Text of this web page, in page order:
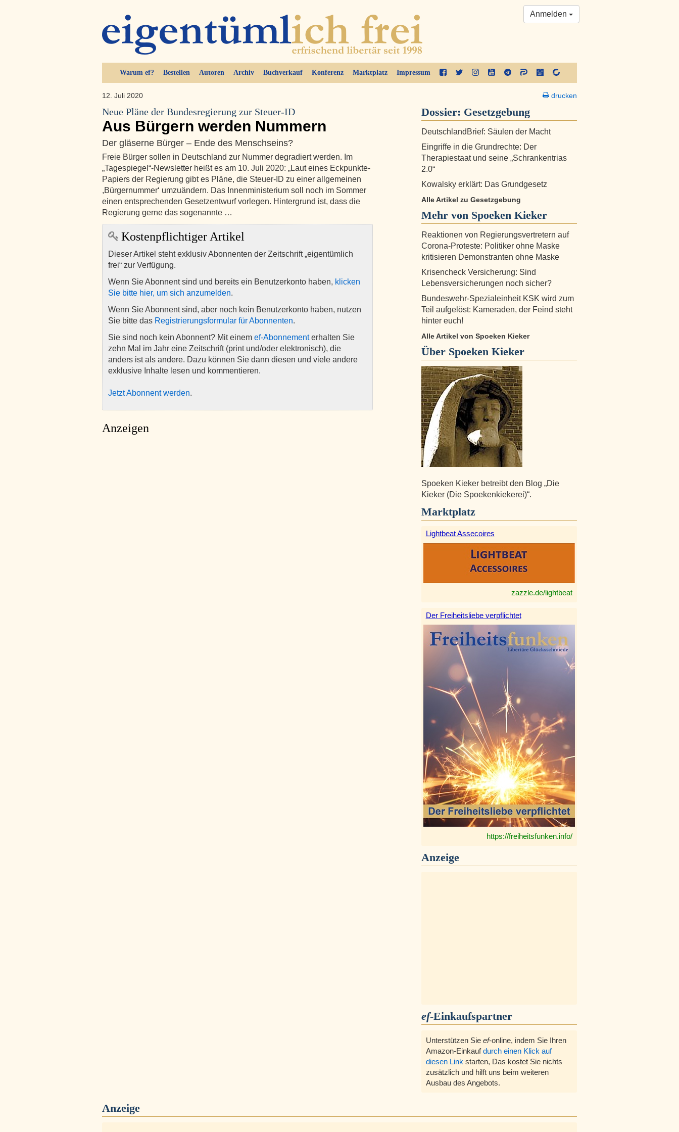
Warum ef? Bestellen Autoren Archiv Buchverkauf Konferenz Marktplatz Impressum
Anmelden
12. Juli 2020
Neue Pläne der Bundesregierung zur Steuer-ID
Aus Bürgern werden Nummern
Der gläserne Bürger – Ende des Menschseins?
Freie Bürger sollen in Deutschland zur Nummer degradiert werden. Im
„Tagespiegel“-Newsletter heißt es am 10. Juli 2020: „Laut eines Eckpunkte-
Papiers der Regierung gibt es Pläne, die Steuer-ID zu einer allgemeinen
,Bürgernummer‘ umzuändern. Das Innenministerium soll noch im Sommer
einen entsprechenden Gesetzentwurf vorlegen. Hintergrund ist, dass die
Regierung gerne das sogenannte …
Kostenpflichtiger Artikel
Dieser Artikel steht exklusiv Abonnenten der Zeitschrift „eigentümlich
frei“ zur Verfügung.
Wenn Sie Abonnent sind und bereits ein Benutzerkonto haben, klicken
Sie bitte hier, um sich anzumelden.
Wenn Sie Abonnent sind, aber noch kein Benutzerkonto haben, nutzen
Sie bitte das Registrierungsformular für Abonnenten.
Sie sind noch kein Abonnent? Mit einem ef-Abonnementerhalten Sie
zehn Mal im Jahr eine Zeitschrift (print und/oder elektronisch), die
anders ist als andere. Dazu können Sie dann diesen und viele andere
exklusive Inhalte lesen und kommentieren.
Jetzt Abonnent werden.
Anzeigen
drucken
Dossier: Gesetzgebung
DeutschlandBrief: Säulen der Macht
Eingriffe in die Grundrechte: Der
Therapiestaat und seine „Schrankentrias
2.0“
Kowalsky erklärt: Das Grundgesetz
Alle Artikel zu Gesetzgebung
Mehr von Spoeken Kieker
Reaktionen von Regierungsvertretern auf
Corona-Proteste: Politiker ohne Maske
kritisieren Demonstranten ohne Maske
Krisencheck Versicherung: Sind
Lebensversicherungen noch sicher?
Bundeswehr-Spezialeinheit KSK wird zum
Teil aufgelöst: Kameraden, der Feind steht
hinter euch!
Alle Artikel von Spoeken Kieker
Über Spoeken Kieker
Spoeken Kieker betreibt den Blog „Die
Kieker (Die Spoekenkiekerei)“.
Marktplatz
Lightbeat Assecoires
zazzle.de/lightbeat
Der Freiheitsliebe verpflichtet
https://freiheitsfunken.info/
Anzeige
ef-Einkaufspartner
Unterstützen Sie ef-online, indem Sie Ihren
Amazon-Einkaufdurch einen Klick auf
diesen Link starten, Das kostet Sie nichts
zusätzlich und hilft uns beim weiteren
Ausbau des Angebots.
Anzeige